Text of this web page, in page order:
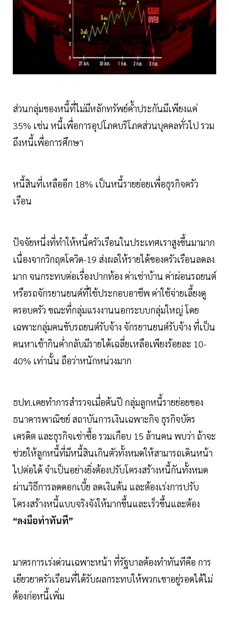
ส่วนกลุ่มของหนี้ที่ไม่มีหลักทรัพย์ค้ำประกันมีเพียงแค่
35% เช่น หนี้เพื่อการอุปโภคบริโภคส่วนบุคคลทั่วไป รวม
ถึงหนี้เพื่อการศึกษา
หนี้สินที่เหลืออีก 18% เป็นหนี้รายย่อยเพื่อธุรกิจครัว
เรือน
ปัจจัยหนึ่งที่ทำให้หนี้ครัวเรือนในประเทศเราสูงขึ้นมามาก
เนื่องจากวิกฤตโควิด-19 ส่งผลให้รายได้ของครัวเรือนลดลง
มาก จนกระทบต่อเรื่องปากท้อง ค่าเช่าบ้าน ค่าผ่อนรถยนต์
หรือรถจักรยานยนต์ที่ใช้ประกอบอาชีพ ค่าใช้จ่ายเลี้ยงดู
ครอบครัว ขณะที่กลุ่มแรงงานนอกระบบกลุ่มใหญ่ โดย
เฉพาะกลุ่มคนขับรถยนต์รับจ้าง จักรยานยนต์รับจ้าง ที่เป็น
คนหาเช้ากินค่ำกลับมีรายได้เฉลี่ยเหลือเพียงร้อยละ 10-
40% เท่านั้น ถือว่าหนักหน่วงมาก
ธปท.เคยทำการสำรวจเมื่อต้นปี กลุ่มลูกหนี้รายย่อยของ
ธนาคารพาณิชย์ สถาบันการเงินเฉพาะกิจ ธุรกิจบัตร
เครดิต และธุรกิจเช่าซื้อ รวมเกือบ 15 ล้านคน พบว่า ถ้าจะ
ช่วยให้ลูกหนี้ที่มีหนี้สินเกินตัวทั้งหมดให้สามารถเดินหน้า
ไปต่อได้ จำเป็นอย่างยิ่งต้องปรับโครงสร้างหนี้กันทั้งหมด
ผ่านวิธีการลดดอกเบี้ย ลดเงินต้น และต้องเร่งการปรับ
โครงสร้างหนี้แบบจริงจังให้มากขึ้นและเร็วขึ้นและต้อง
“ลงมือทำทันที”
มาตรการเร่งด่วนเฉพาะหน้า ที่รัฐบาลต้องทำทันทีคือ การ
เยียวยาครัวเรือนที่ได้รับผลกระทบให้พวกเขาอยู่รอดได้ไม่
ต้องก่อหนี้เพิ่ม